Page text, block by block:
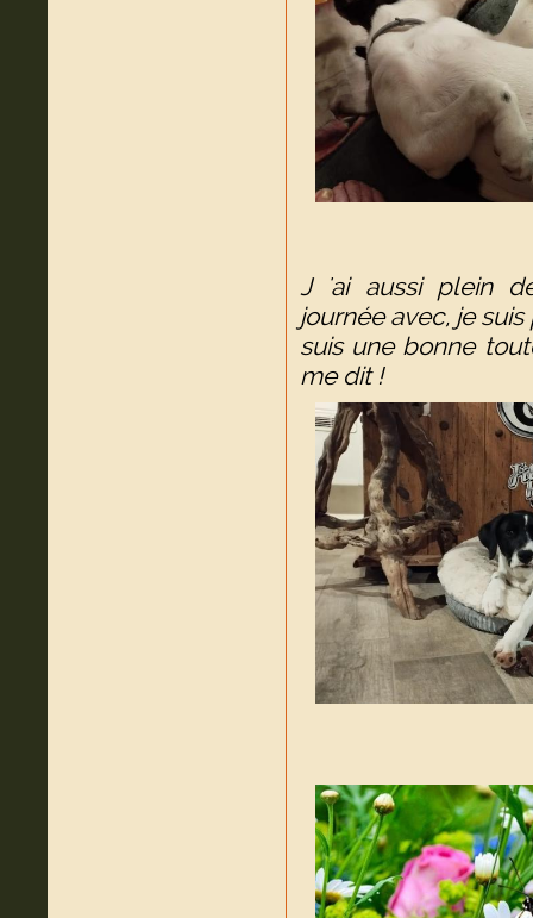
J 'ai aussi plein
journée avec, je
suis une bonne
me dit !